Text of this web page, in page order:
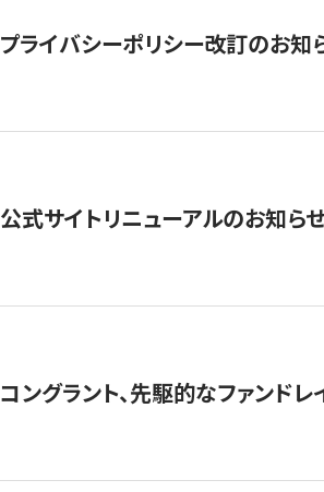
プライバシーポリシー改訂のお知
公式サイトリニューアルのお知ら
コングラント、先駆的なファンド